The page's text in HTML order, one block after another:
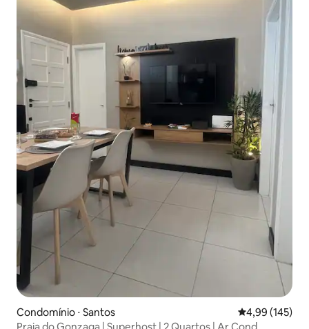
Condomínio ⋅ Santos 4,99 de uma
4,99 (145)